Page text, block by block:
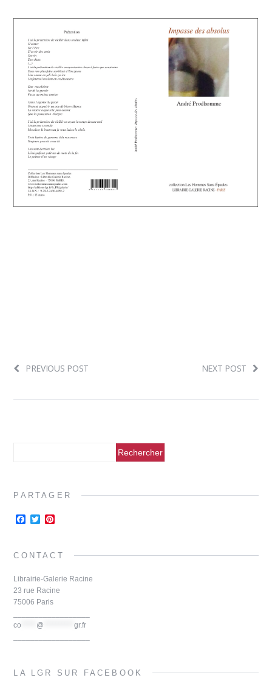
PREVIOUS POST NEXT POST
PARTAGER
F
a
b
o
k
T
w
t
r
e
e
s
t
CONTACT
Librairie-Galerie Racine
23 rue Racine
75006 Paris
co
@ **********gr.fr
LA LGR SUR FACEBOOK